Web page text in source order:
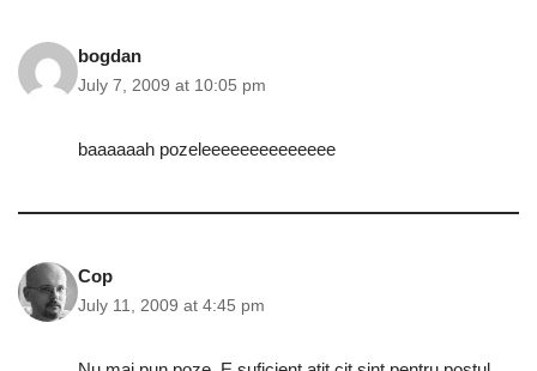
bogdan
July 7, 2009 at 10:05 pm
baaaaaah pozeleeeeeeeeeeeeee
Cop
July 11, 2009 at 4:45 pm